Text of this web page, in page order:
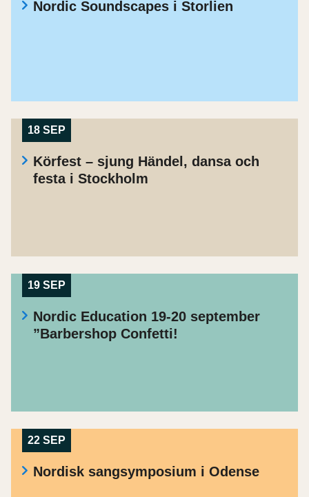
Nordic Soundscapes i Storlien
18 SEP
Körfest – sjung Händel, dansa och
festa i Stockholm
19 SEP
Nordic Education 19-20 september
”Barbershop Confetti!
22 SEP
Nordisk sangsymposium i Odense